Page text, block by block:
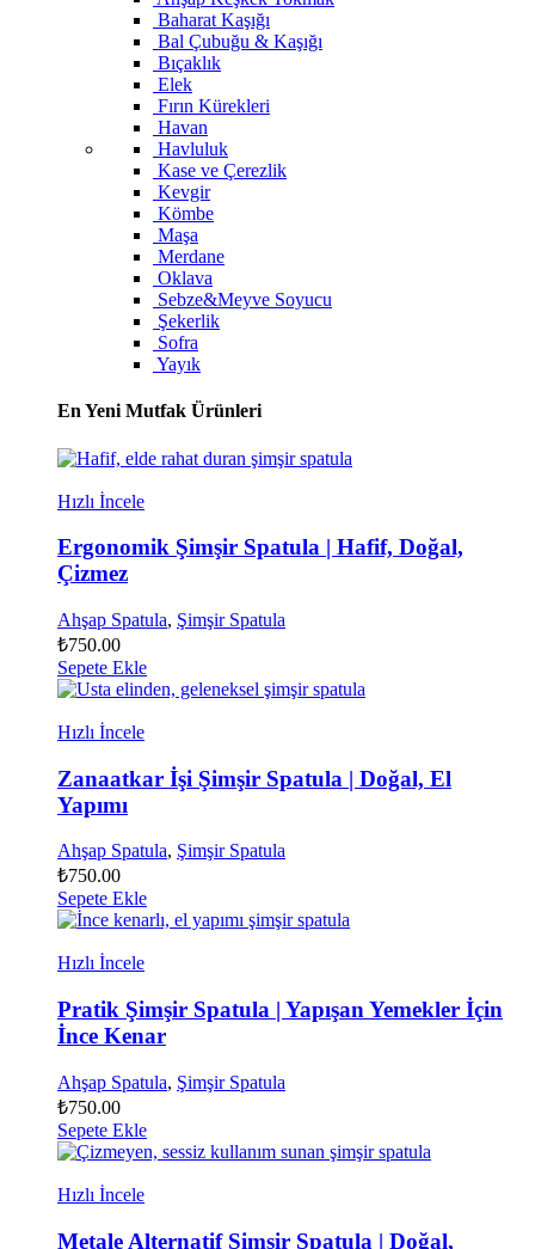
Baharat Kaşığı
Bal Çubuğu & Kaşığı
Bıçaklık
Elek
Fırın Kürekleri
Havan
Havluluk
Kase ve Çerezlik
Kevgir
Kömbe
Maşa
Merdane
Oklava
Sebze&Meyve Soyucu
Şekerlik
Sofra
Yayık
En Yeni Mutfak Ürünleri
Hızlı İncele
Ergonomik Şimşir Spatula | Hafif, Doğal,
Çizmez
Ahşap Spatula, Şimşir Spatula
₺750.00
Sepete Ekle
Hızlı İncele
Zanaatkar İşi Şimşir Spatula | Doğal, El
Yapımı
Ahşap Spatula, Şimşir Spatula
₺750.00
Sepete Ekle
Hızlı İncele
Pratik Şimşir Spatula | Yapışan Yemekler İçin
İnce Kenar
Ahşap Spatula, Şimşir Spatula
₺750.00
Sepete Ekle
Hızlı İncele
Metale Alternatif Şimşir Spatula | Doğal,